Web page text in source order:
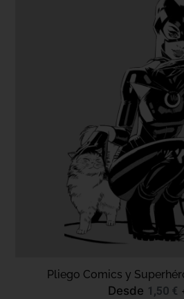
Pliego Comics y
Desde 1,50 €